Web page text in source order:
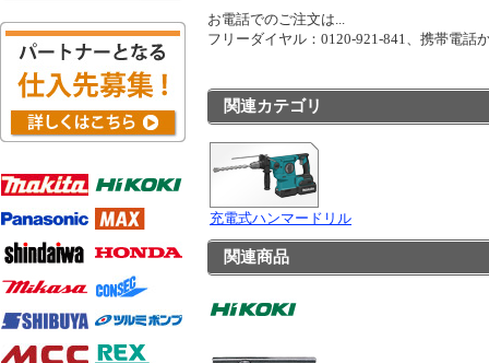
お電話でのご注文は...
フリーダイヤル：0120-921-841、携帯電
関連カテゴリ
充電式ハンマードリル
関連商品